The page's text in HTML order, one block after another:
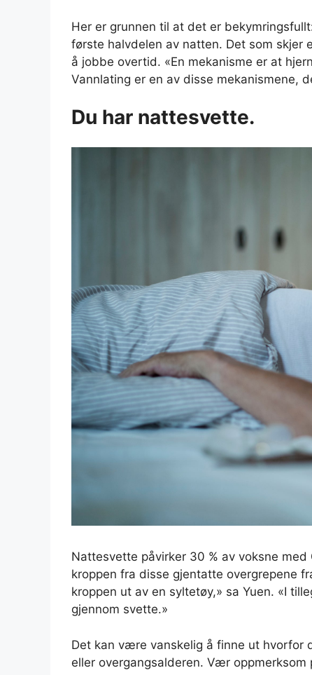
Her er grunnen til at det er
første halvdelen av natten. Det som skjer
å jobbe overtid. «En mekanisme er at
Vannlating er en av disse mekanismene,
Du har nattesvette.
Nattesvette påvirker 30 % av voksne med
kroppen fra disse gjentatte overgrepene
kroppen ut av en syltetøy,» sa Yuen. «I
gjennom svette.»
Det kan være vanskelig å finne ut hvorfor
eller overgangsalderen. Vær